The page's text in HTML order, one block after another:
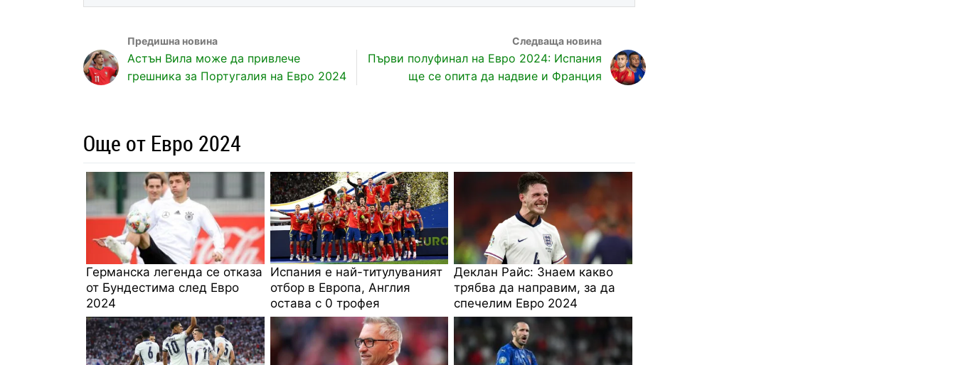
Астън Вила може да привлече
грешника за Португалия на Евро 2024
Първи полуфинал на Евро 2024: Испания
ще се опита да надвие и Франция
Още от Евро 2024
Германска легенда се отказа
от Бундестима след Евро
2024
Испания е най-титулуваният
отбор в Европа, Англия
остава с 0 трофея
Деклан Райс: Знаем какво
трябва да направим, за да
спечелим Евро 2024